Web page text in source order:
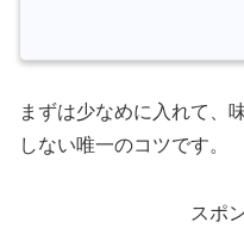
まずは少なめに入れて、
しない唯一のコツです。
スポ